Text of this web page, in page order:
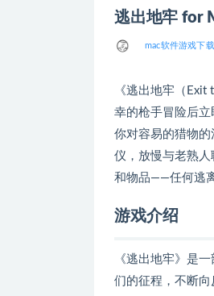
逃出地牢 for
mac软件游戏下载
《逃出地牢（
幸的枪手冒险后
你对容易的猎物
仪，放慢与老熟
和物品——任何逃
游戏介绍
《逃出地牢》是
们的征程，不断向